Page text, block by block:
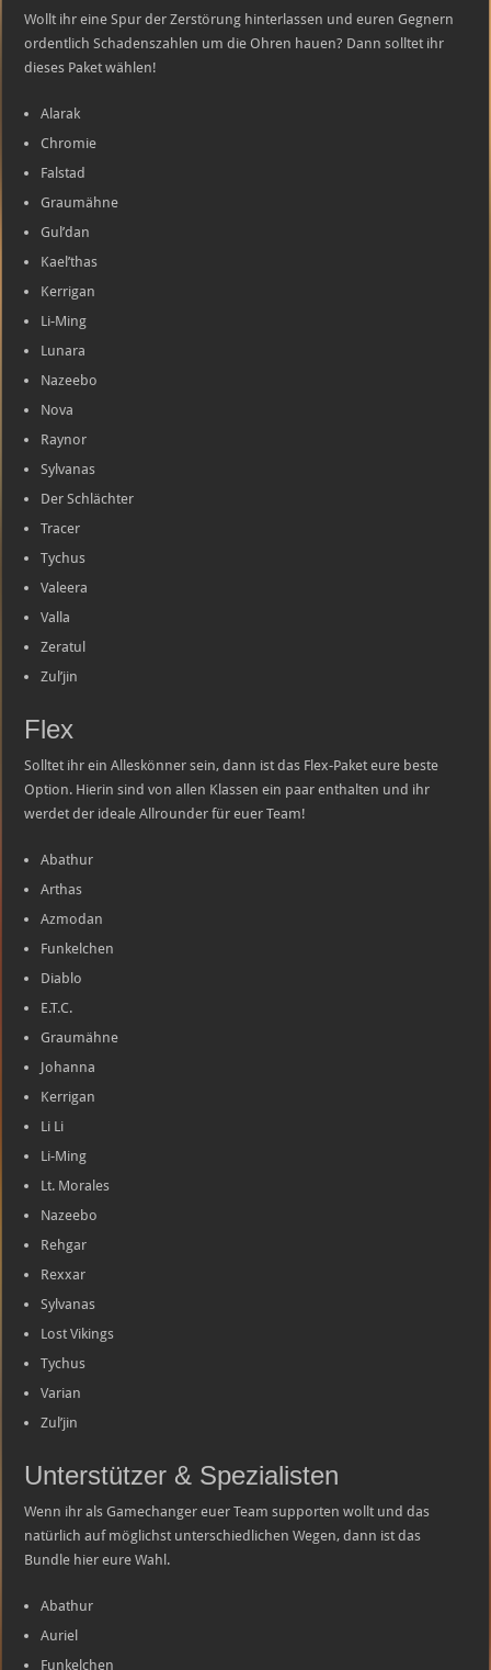
Wollt ihr eine Spur der Zerstörung hinterlassen und euren Gegnern
ordentlich Schadenszahlen um die Ohren hauen? Dann solltet ihr
dieses Paket wählen!
Alarak
Chromie
Falstad
Graumähne
Gul’dan
Kael’thas
Kerrigan
Li-Ming
Lunara
Nazeebo
Nova
Raynor
Sylvanas
Der Schlächter
Tracer
Tychus
Valeera
Valla
Zeratul
Zul’jin
Flex
Solltet ihr ein Alleskönner sein, dann ist das Flex-Paket eure beste
Option. Hierin sind von allen Klassen ein paar enthalten und ihr
werdet der ideale Allrounder für euer Team!
Abathur
Arthas
Azmodan
Funkelchen
Diablo
E.T.C.
Graumähne
Johanna
Kerrigan
Li Li
Li-Ming
Lt. Morales
Nazeebo
Rehgar
Rexxar
Sylvanas
Lost Vikings
Tychus
Varian
Zul’jin
Unterstützer & Spezialisten
Wenn ihr als Gamechanger euer Team supporten wollt und das
natürlich auf möglichst unterschiedlichen Wegen, dann ist das
Bundle hier eure Wahl.
Abathur
Auriel
Funkelchen